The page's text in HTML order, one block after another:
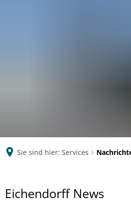
Sie sind hier: Services
Nachrichten-
Eichendorff News